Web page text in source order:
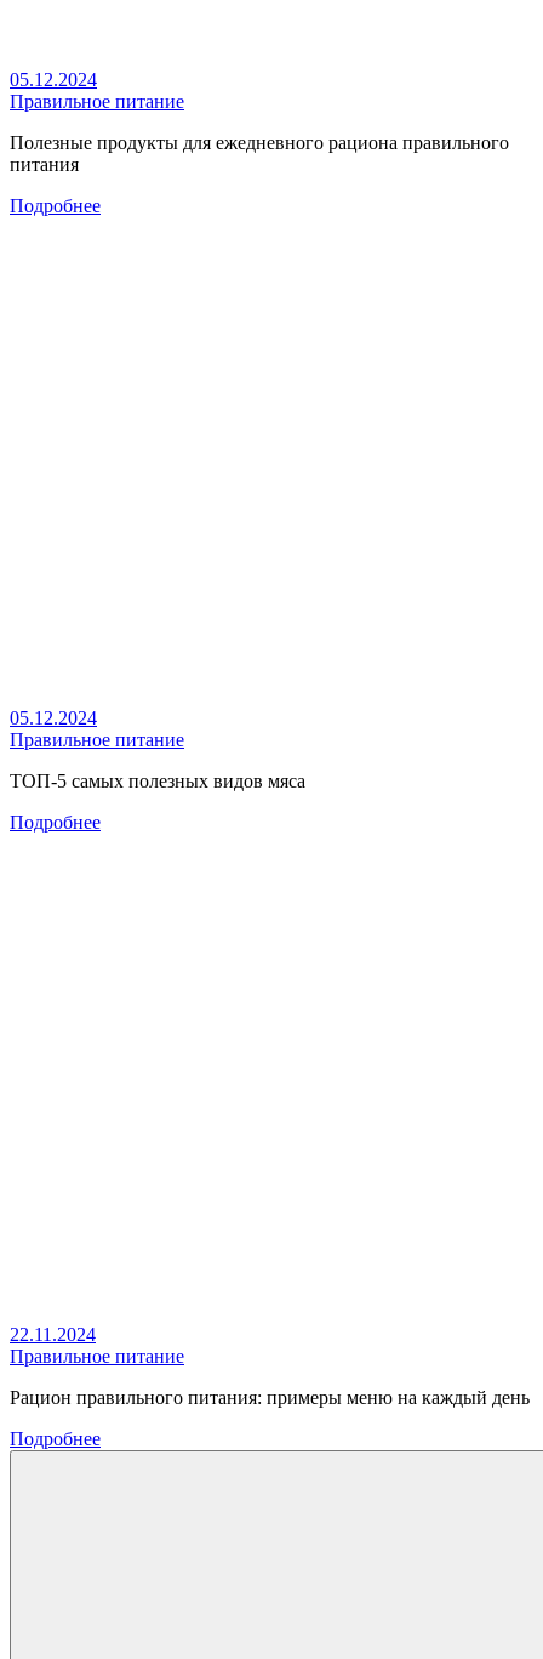
05.12.2024
Правильное питание
Полезные продукты для ежедневного рациона правильного
питания
Подробнее
05.12.2024
Правильное питание
ТОП-5 самых полезных видов мяса
Подробнее
22.11.2024
Правильное питание
Рацион правильного питания: примеры меню на каждый день
Подробнее